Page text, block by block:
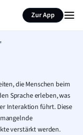
Zur App
die Menschen beim
Sprache erleben, was
Interaktion führt. Diese
verstärkt werden.